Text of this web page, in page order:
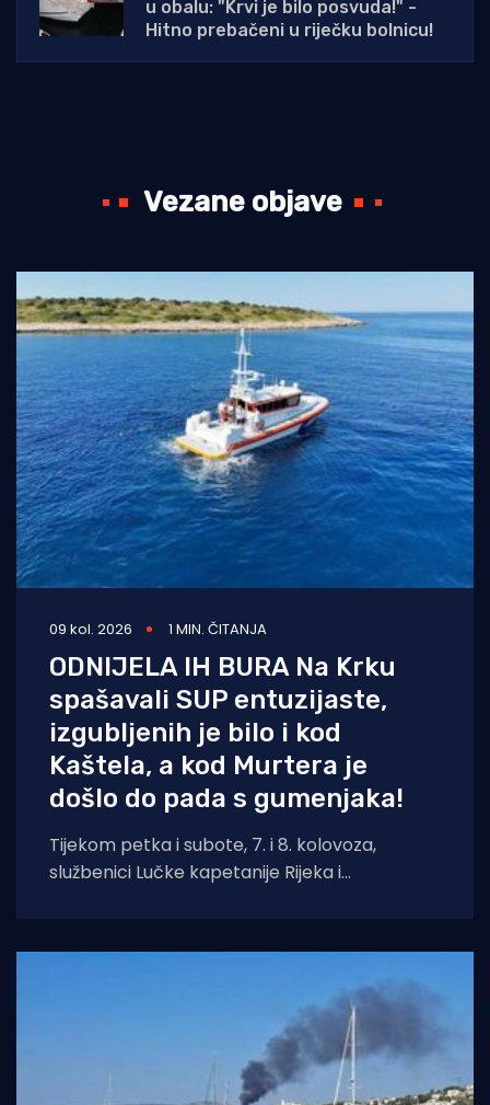
u obalu: "Krvi je bilo posvuda!" -
Hitno prebačeni u riječku bolnicu!
Vezane objave
09 kol. 2026 1 MIN. ČITANJA
ODNIJELA IH BURA Na Krku
spašavali SUP entuzijaste,
izgubljenih je bilo i kod
Kaštela, a kod Murtera je
došlo do pada s gumenjaka!
Tijekom petka i subote, 7. i 8. kolovoza,
službenici Lučke kapetanije Rijeka i